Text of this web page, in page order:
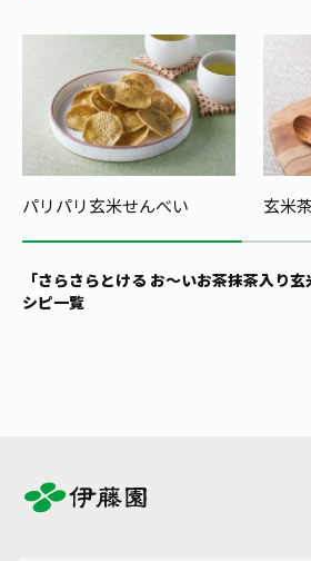
パリパリ玄米せんべい 玄米
「さらさらとける お～いお茶抹茶入り
シピ一覧